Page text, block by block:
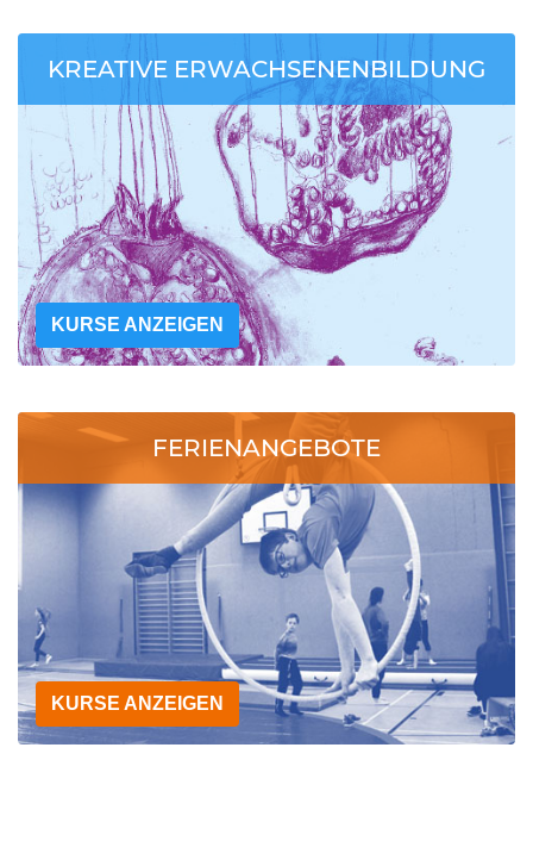
KREATIVE ERWACHSENENBILDUNG
KURSE ANZEIGEN
FERIENANGEBOTE
KURSE ANZEIGEN
KURSE